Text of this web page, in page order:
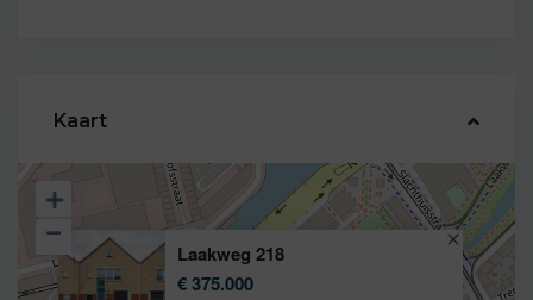
Kaart
Laakweg 218
€ 375.000